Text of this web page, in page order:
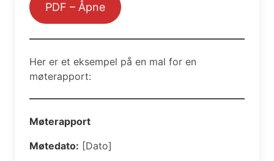
PDF – Åpne
Her er et eksempel på en mal for en
møterapport:
Møterapport
Møtedato: [Dato]